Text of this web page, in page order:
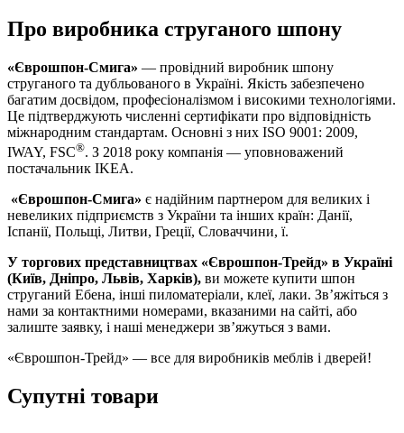
Про виробника струганого шпону
«Єврошпон-Смига» — провідний виробник шпону
струганого та дубльованого в Україні. Якість забезпечено
багатим досвідом, професіоналізмом і високими технологіями.
Це підтверджують численні сертифікати про відповідність
міжнародним стандартам. Основні з них ISO 9001: 2009,
IWAY, FSC®. З 2018 року компанія — уповноважений
постачальник IKEA.
«Єврошпон-Смига» є надійним партнером для великих і
невеликих підприємств з України та інших країн: Данії,
Іспанії, Польщі, Литви, Греції, Словаччини, ї.
У торгових представництвах «Єврошпон-Трейд» в Україні
(Київ, Дніпро, Львів, Харків), ви можете купити шпон
струганий Ебена, інші пиломатеріали, клеї, лаки. Зв’яжіться з
нами за контактними номерами, вказаними на сайті, або
залиште заявку, і наші менеджери зв’яжуться з вами.
«Єврошпон-Трейд» — все для виробників меблів і дверей!
Супутні товари